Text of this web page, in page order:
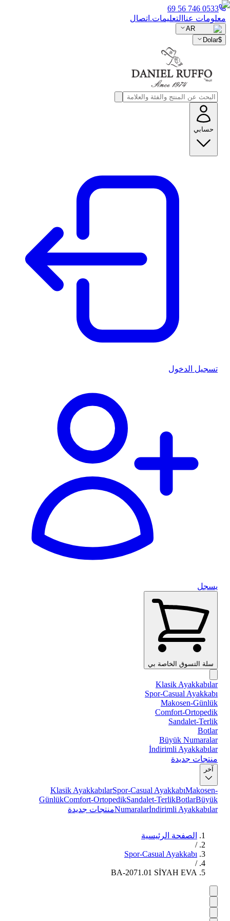
0533 746 56 69
معلومات عنا التعليمات. اتصال
AR
$
Dolar
حسابي
تسجيل الدخول
يسجل
سلة التسوق الخاصة بي
Klasik Ayakkabılar
Spor-Casual Ayakkabı
Makosen-Günlük
Comfort-Ortopedik
Sandalet-Terlik
Botlar
Büyük Numaralar
İndirimli Ayakkabılar
منتجات جديدة
آخر
Klasik AyakkabılarSpor-Casual AyakkabıMakosen-
GünlükComfort-OrtopedikSandalet-TerlikBotlarBüyük
Numaralarİndirimli Ayakkabılar منتجات جديدة
الصفحة الرئيسية
/
Spor-Casual Ayakkabı
/
BA-2071.01 SİYAH EVA